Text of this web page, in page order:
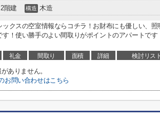
2階建 構造 木造
ックスの空室情報ならコチラ！お財布にも優しい、照
！使い勝手のよい間取りがポイントのアパートです
礼金 間取り 面積 詳細 検討リスト
ありません。
お問い合わせはこちら